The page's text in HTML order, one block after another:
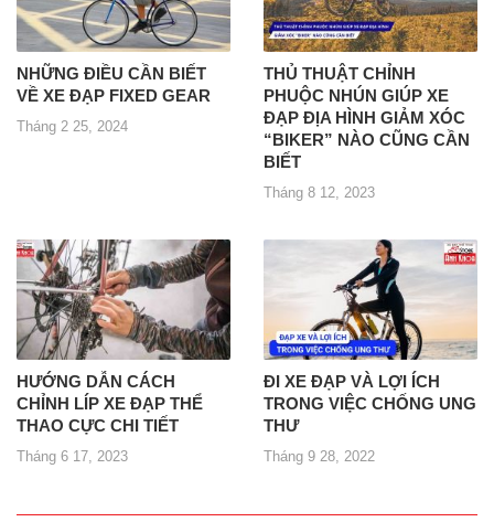
NHỮNG ĐIỀU CẦN BIẾT
VỀ XE ĐẠP FIXED GEAR
Tháng 2 25, 2024
THỦ THUẬT CHỈNH
PHUỘC NHÚN GIÚP XE
ĐẠP ĐỊA HÌNH GIẢM XÓC
“BIKER” NÀO CŨNG CẦN
BIẾT
Tháng 8 12, 2023
HƯỚNG DẪN CÁCH
CHỈNH LÍP XE ĐẠP THỂ
THAO CỰC CHI TIẾT
Tháng 6 17, 2023
ĐI XE ĐẠP VÀ LỢI ÍCH
TRONG VIỆC CHỐNG UNG
THƯ
Tháng 9 28, 2022